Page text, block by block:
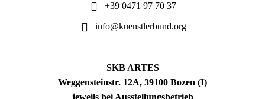
+39 0471 97 70 37
info@kuenstlerbund.org
SKB ARTES
Weggensteinstr. 12A, 39100 Bozen (I)
jeweils bei Ausstellungsbetrieb